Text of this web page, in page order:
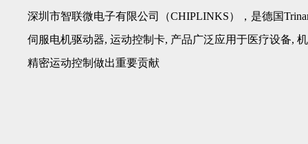
深圳市智联微电子有限公司（CHIPLINKS），是德国
伺服电机驱动器, 运动控制卡, 产品广泛应用于医疗设备, 机器人, 纺织, 电子设备等自动化相关领域。 企业文化 经营理念: 为客户提升价值 为员工实现梦想 公司愿景: 为中国
精密运动控制做出重要贡献